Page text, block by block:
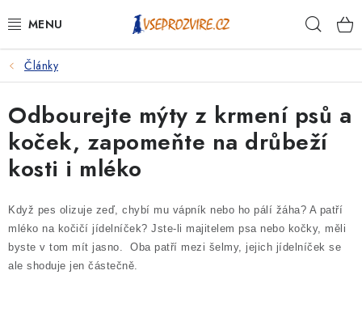
na
PSI
KOČKY
KONĚ
PRO CHOVATELE
Články
Odbourejte mýty z krmení psů a
koček, zapomeňte na drůbeží
kosti i mléko
Když pes olizuje zeď, chybí mu vápník nebo ho pálí žáha? A patří
mléko na kočičí jídelníček? Jste-li majitelem psa nebo kočky, měli
byste v tom mít jasno. Oba patří mezi šelmy, jejich jídelníček se
ale shoduje jen částečně.